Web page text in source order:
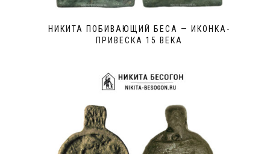
НИКИТА ПОБИВАЮЩИЙ БЕСА — ИКОНКА-
ПРИВЕСКА 15 ВЕКА